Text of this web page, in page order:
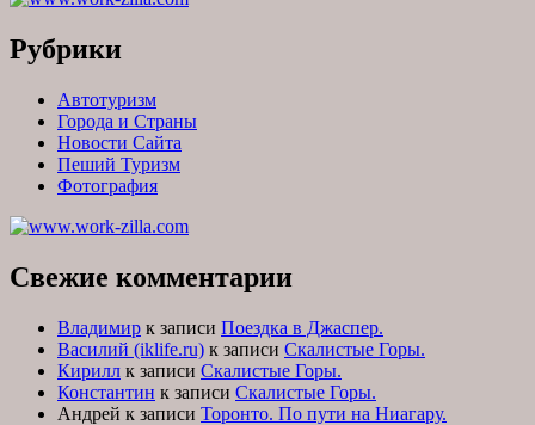
Рубрики
Автотуризм
Города и Страны
Новости Сайта
Пеший Туризм
Фотография
Свежие комментарии
Владимир к записи Поездка в Джаспер.
Василий (iklife.ru) к записи Скалистые Горы.
Кирилл к записи Скалистые Горы.
Константин к записи Скалистые Горы.
Андрей к записи Торонто. По пути на Ниагару.